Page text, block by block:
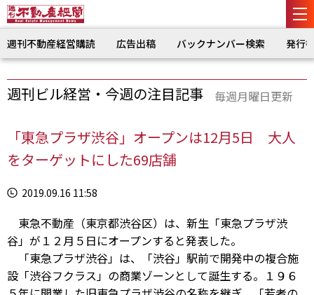
週刊不動産経営購読 広告出稿 バックナンバー検索 発行
週刊ビル経営・今週の注目記事 毎週月曜日更新
「東急プラザ渋谷」オープンは12月5日 大人
をターゲットにした69店舗
2019.09.16 11:58
東急不動産（東京都渋谷区）は、新生「東急プラザ渋
谷」が１２月５日にオープンすると発表した。
「東急プラザ渋谷」は、「渋谷」駅前で開発中の複合施
設「渋谷フクラス」の商業ゾーンとして誕生する。１９６